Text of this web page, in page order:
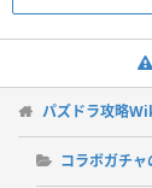
パズドラ攻略
コラボガチャ